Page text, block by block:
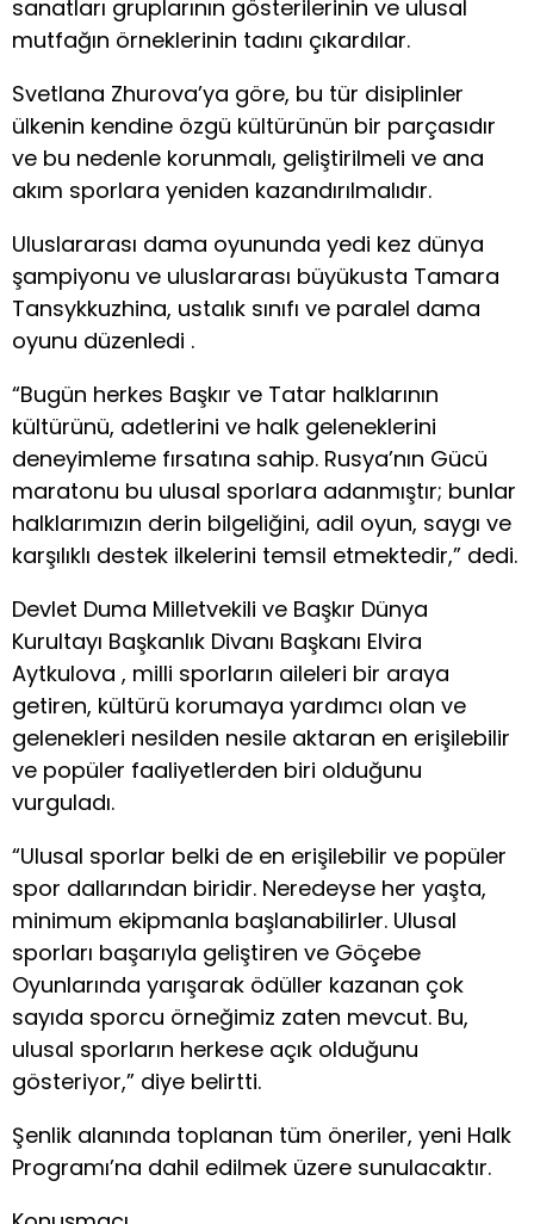
sanatları gruplarının gösterilerinin ve ulusal
mutfağın örneklerinin tadını çıkardılar.
Svetlana Zhurova’ya göre, bu tür disiplinler
ülkenin kendine özgü kültürünün bir parçasıdır
ve bu nedenle korunmalı, geliştirilmeli ve ana
akım sporlara yeniden kazandırılmalıdır.
Uluslararası dama oyununda yedi kez dünya
şampiyonu ve uluslararası büyükusta Tamara
Tansykkuzhina, ustalık sınıfı ve paralel dama
oyunu düzenledi .
“Bugün herkes Başkır ve Tatar halklarının
kültürünü, adetlerini ve halk geleneklerini
deneyimleme fırsatına sahip. Rusya’nın Gücü
maratonu bu ulusal sporlara adanmıştır; bunlar
halklarımızın derin bilgeliğini, adil oyun, saygı ve
karşılıklı destek ilkelerini temsil etmektedir,” dedi.
Devlet Duma Milletvekili ve Başkır Dünya
Kurultayı Başkanlık Divanı Başkanı Elvira
Aytkulova , milli sporların aileleri bir araya
getiren, kültürü korumaya yardımcı olan ve
gelenekleri nesilden nesile aktaran en erişilebilir
ve popüler faaliyetlerden biri olduğunu
vurguladı.
“Ulusal sporlar belki de en erişilebilir ve popüler
spor dallarından biridir. Neredeyse her yaşta,
minimum ekipmanla başlanabilirler. Ulusal
sporları başarıyla geliştiren ve Göçebe
Oyunlarında yarışarak ödüller kazanan çok
sayıda sporcu örneğimiz zaten mevcut. Bu,
ulusal sporların herkese açık olduğunu
gösteriyor,” diye belirtti.
Şenlik alanında toplanan tüm öneriler, yeni Halk
Programı’na dahil edilmek üzere sunulacaktır.